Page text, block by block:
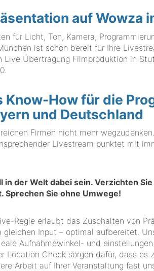
auf Wowza
für Licht, Ton, Kamera,
ist schon bereit für Ihre
Übertragung Filmproduktion in
Know-How für die
und Deutschland
Firmen nicht mehr
Livestream punktet mit
in der Welt dabei sein. Verzichten
Sprechen Sie ohne Umwege!
Regie erlaubt das Zuschalten von
gleichen Input – optimal aufbereitet.
Aufnahmewinkel- und
Location Check sorgen dafür, dass es
Arbeit auf Ihrer Veranstaltung fast